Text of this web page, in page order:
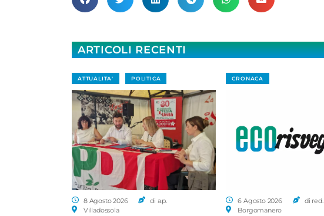
ARTICOLI RECENTI
ATTUALITA' POLITICA
8 Agosto 2026
di a.p.
Villadossola
CRONACA
6 Agosto 2026
di red.
Borgomanero